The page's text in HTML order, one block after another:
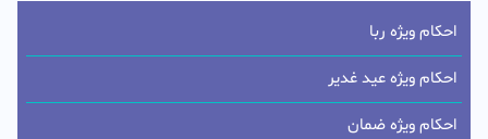
احکام ویژه ربا
احکام ویژه عید غدیر
احکام ویژه ضمان